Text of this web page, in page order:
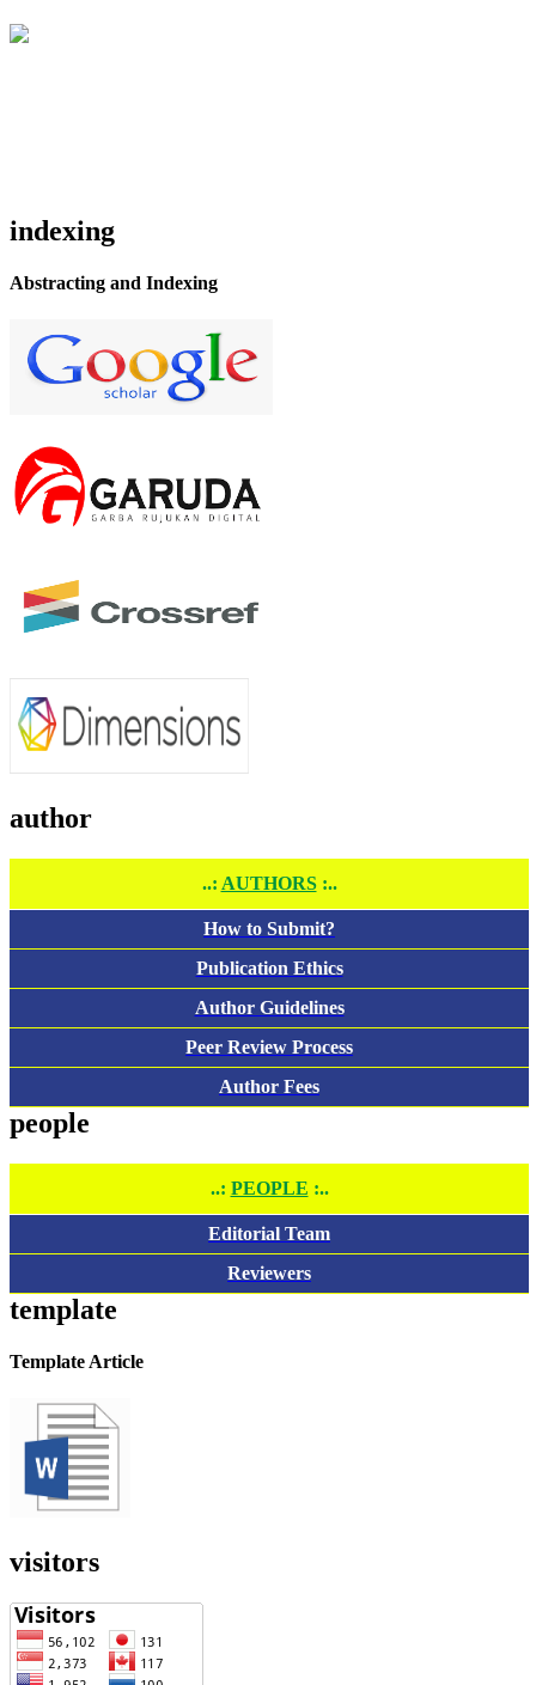
indexing
Abstracting and Indexing
author
..: AUTHORS:..
How to Submit?
Publication Ethics
Author Guidelines
Peer Review Process
Author Fees
people
..: PEOPLE :..
Editorial Team
Reviewers
template
Template Article
visitors